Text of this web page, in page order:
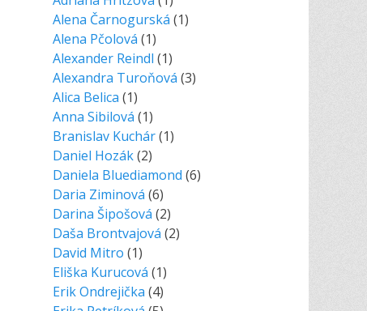
Alena Čarnogurská (1)
Alena Pčolová (1)
Alexander Reindl (1)
Alexandra Turoňová (3)
Alica Belica (1)
Anna Sibilová (1)
Branislav Kuchár(1)
Daniel Hozák(2)
Daniela Bluediamond (6)
Daria Ziminová (6)
Darina Šipošová (2)
Daša Brontvajová (2)
David Mitro (1)
Eliška Kurucová (1)
Erik Ondrejička (4)